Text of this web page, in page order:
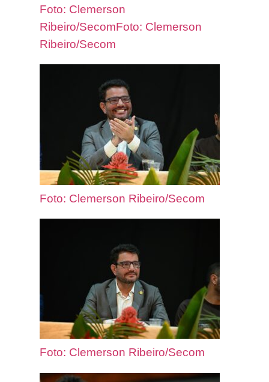
Foto: Clemerson
Ribeiro/SecomFoto: Clemerson
Ribeiro/Secom
Foto: Clemerson Ribeiro/Secom
Foto: Clemerson Ribeiro/Secom